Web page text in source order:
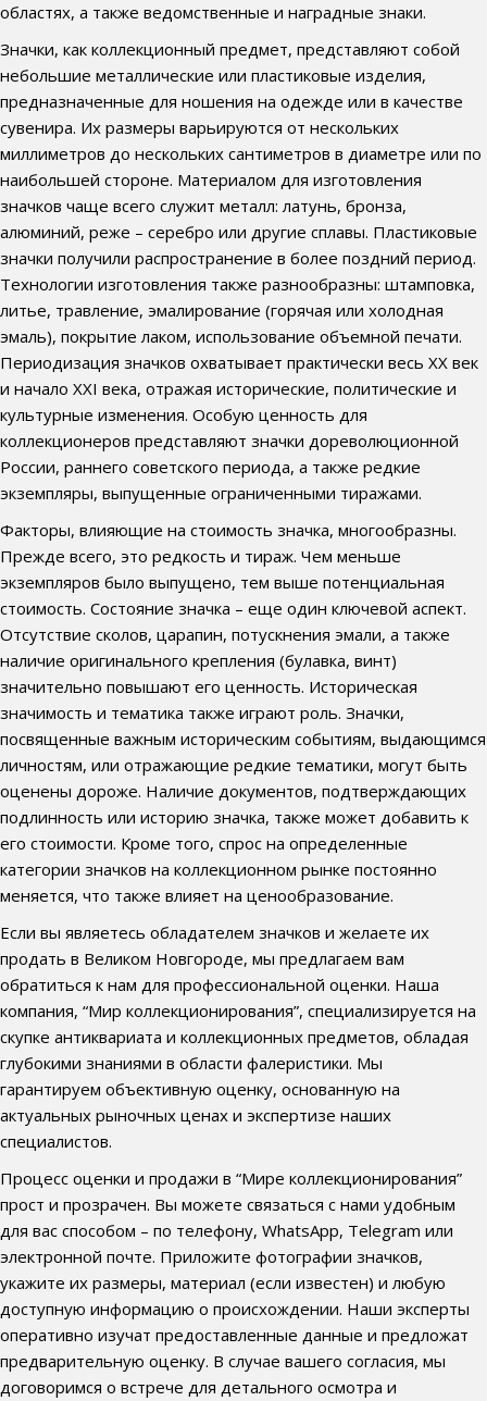
областях, а также ведомственные и наградные знаки.
Значки, как коллекционный предмет, представляют собой
небольшие металлические или пластиковые изделия,
предназначенные для ношения на одежде или в качестве
сувенира. Их размеры варьируются от нескольких
миллиметров до нескольких сантиметров в диаметре или по
наибольшей стороне. Материалом для изготовления
значков чаще всего служит металл: латунь, бронза,
алюминий, реже – серебро или другие сплавы. Пластиковые
значки получили распространение в более поздний период.
Технологии изготовления также разнообразны: штамповка,
литье, травление, эмалирование (горячая или холодная
эмаль), покрытие лаком, использование объемной печати.
Периодизация значков охватывает практически весь XX век
и начало XXI века, отражая исторические, политические и
культурные изменения. Особую ценность для
коллекционеров представляют значки дореволюционной
России, раннего советского периода, а также редкие
экземпляры, выпущенные ограниченными тиражами.
Факторы, влияющие на стоимость значка, многообразны.
Прежде всего, это редкость и тираж. Чем меньше
экземпляров было выпущено, тем выше потенциальная
стоимость. Состояние значка – еще один ключевой аспект.
Отсутствие сколов, царапин, потускнения эмали, а также
наличие оригинального крепления (булавка, винт)
значительно повышают его ценность. Историческая
значимость и тематика также играют роль. Значки,
посвященные важным историческим событиям, выдающимся
личностям, или отражающие редкие тематики, могут быть
оценены дороже. Наличие документов, подтверждающих
подлинность или историю значка, также может добавить к
его стоимости. Кроме того, спрос на определенные
категории значков на коллекционном рынке постоянно
меняется, что также влияет на ценообразование.
Если вы являетесь обладателем значков и желаете их
продать в Великом Новгороде, мы предлагаем вам
обратиться к нам для профессиональной оценки. Наша
компания, “Мир коллекционирования”, специализируется на
скупке антиквариата и коллекционных предметов, обладая
глубокими знаниями в области фалеристики. Мы
гарантируем объективную оценку, основанную на
актуальных рыночных ценах и экспертизе наших
специалистов.
Процесс оценки и продажи в “Мире коллекционирования”
прост и прозрачен. Вы можете связаться с нами удобным
для вас способом – по телефону, WhatsApp, Telegram или
электронной почте. Приложите фотографии значков,
укажите их размеры, материал (если известен) и любую
доступную информацию о происхождении. Наши эксперты
оперативно изучат предоставленные данные и предложат
предварительную оценку. В случае вашего согласия, мы
договоримся о встрече для детального осмотра и